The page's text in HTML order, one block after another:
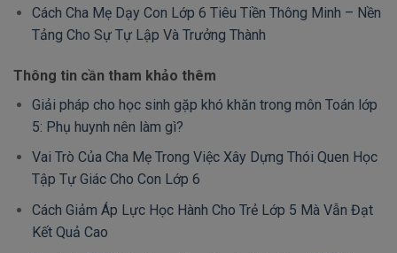
Cách Cha Mẹ Dạy Con Lớp 6 Tiêu Tiền Thông Minh – Nền
Tảng Cho Sự Tự Lập Và Trưởng Thành
Thông tin cần tham khảo thêm
Giải pháp cho học sinh gặp khó khăn trong môn Toán lớp
5: Phụ huynh nên làm gì?
Vai Trò Của Cha Mẹ Trong Việc Xây Dựng Thói Quen Học
Tập Tự Giác Cho Con Lớp 6
Cách Giảm Áp Lực Học Hành Cho Trẻ Lớp 5 Mà Vẫn Đạt
Kết Quả Cao